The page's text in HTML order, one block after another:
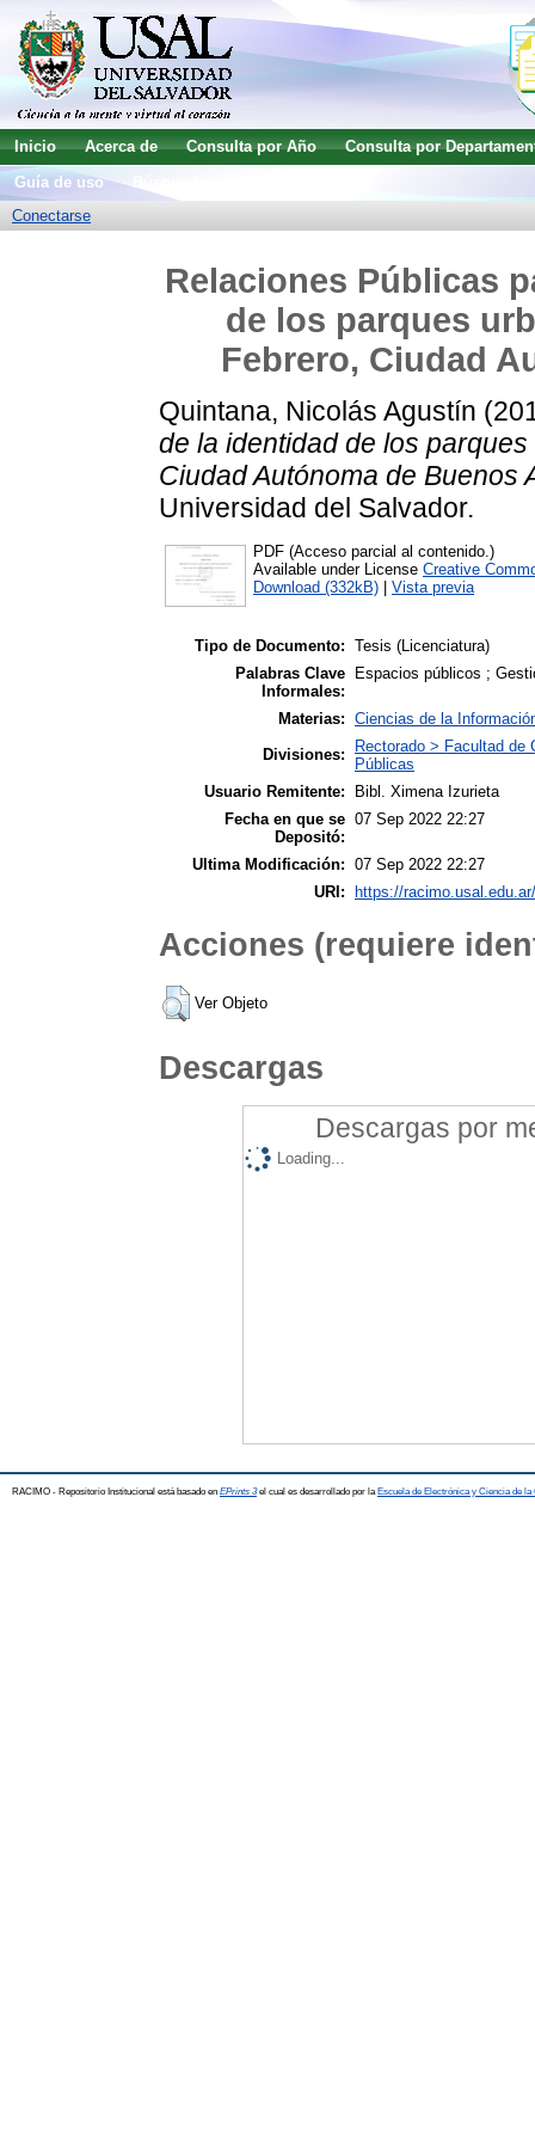
Inicio Acerca de Consulta por Año
Consulta por
Guía de uso
Conectarse
Relaciones Públicas
de los parques
Febrero, Ciudad
Quintana, Nicolás Agustín
de la identidad de los
Ciudad Autónoma de Buenos
Universidad del Salvador.
PDF (Acceso parcial al contenido.)
Available under License Creative
Download (332kB)
Vista previa
Tipo de Documento: Tesis (Licenciatura)
Palabras Clave
Informales:
Espacios públicos ;
Materias: Ciencias de la
Divisiones:
Rectorado > Facultad
Públicas
Usuario Remitente:
Bibl. Ximena Izurieta
Fecha en que se
Depositó:
07 Sep 2022 22:27
Ultima Modificación: 07 Sep 2022 22:27
URI:
https://
Acciones (requiere
Ver Objeto
Descargas
Descargas por
Loading...
RACIMO - Repositorio Institucional está basado en EPrints 3el cual es desarrollado por la Escuela de Electrónica y Ciencia de la